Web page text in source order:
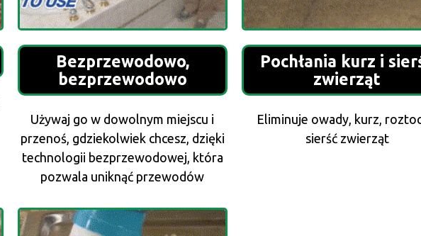
Bezprzewodowo,
bezprzewodowo
Używaj go w dowolnym miejscu i
przenoś, gdziekolwiek chcesz, dzięki
technologii bezprzewodowej, która
pozwala uniknąć przewodów
Pochłania kurz i
zwierząt
Eliminuje owady, kurz,
sierść zwierząt